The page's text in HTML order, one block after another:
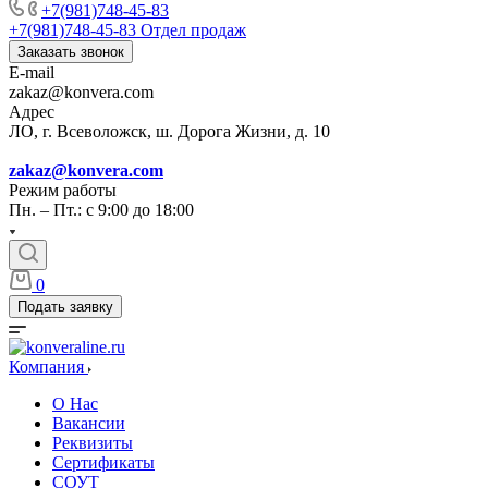
+7(981)748-45-83
+7(981)748-45-83 Отдел продаж
Заказать звонок
E-mail
zakaz@konvera.com
Адрес
ЛО, г. Всеволожск, ш. Дорога Жизни, д. 10
zakaz@konvera.com
Режим работы
Пн. – Пт.: с 9:00 до 18:00
0
Подать заявку
Компания
О Нас
Вакансии
Реквизиты
Сертификаты
СОУТ